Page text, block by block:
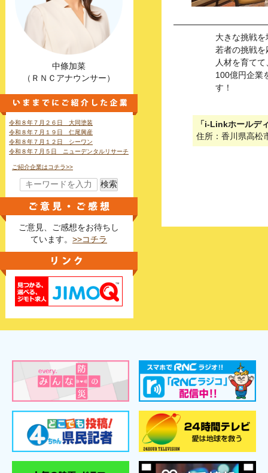
大きな挑戦
若者の挑戦を
人材を育て
100億円企業
す！
「i-Linkホールデ
住所：香川県高松
中條加菜
（ＲＮＣアナウンサー）
令和８年７月２６日 大同塗装
令和８年７月１９日 仁尾興産
令和８年７月１２日 シーワン
令和８年７月５日 ニューデンタルリサーチ
ご紹介企業はコチラ>>
検索
ご意見、ご感想をお待ちし
ています。 >>コチラ